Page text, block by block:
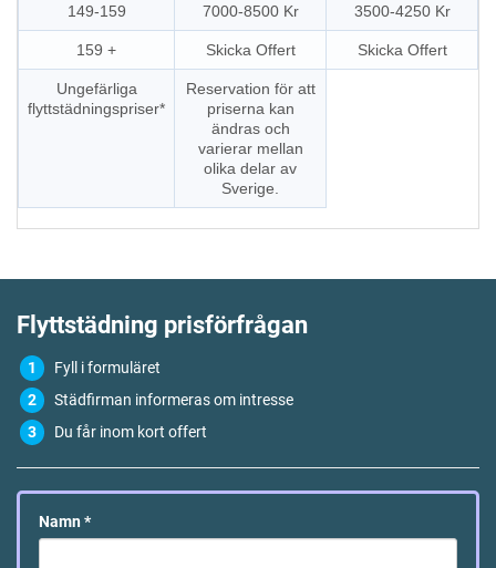
149-159 7000-8500 Kr 3500-4250 Kr
159 + Skicka Offert Skicka Offert
Ungefärliga
flyttstädningspriser*
Reservation för att
priserna kan
ändras och
varierar mellan
olika delar av
Sverige.
Flyttstädning prisförfrågan
Fyll i formuläret
Städfirman informeras om intresse
Du får inom kort offert
Namn *